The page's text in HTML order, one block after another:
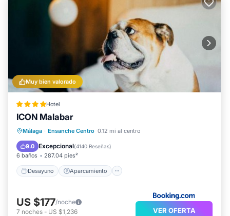
Muy bien valorado
Hotel
ICON Malabar
Málaga · Ensanche Centro 0.12 mi al centro
9.0 Excepcional(4140 Reseñas)
6 baños 287.04 pies²
Desayuno Aparcamiento
Desayuno
Aparcamiento
Balcón/Terraza
US $177/noche
7 noches - US $1,236 VER OFERTA